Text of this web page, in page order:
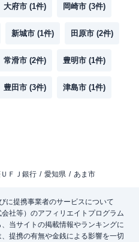
大府市 (1件) 岡崎市 (3件)
新城市 (1件) 田原市 (2件)
常滑市 (2件) 豊明市 (1件)
豊田市 (3件) 津島市 (1件)
ＦＪ銀行 愛知県 あま市
に提携事業者のサービスについて
社等）のアフィリエイトプログラム
当サイトの掲載情報やランキングに
提携の有無や金銭による影響を一切